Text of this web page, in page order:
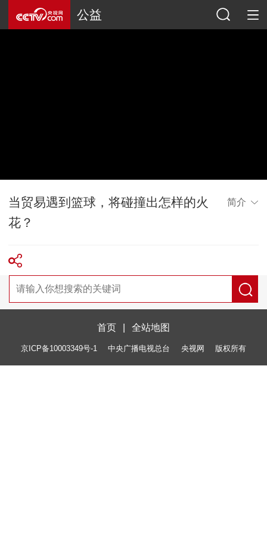
公益
当贸易遇到篮球，将碰撞出怎样的火
花？
简介
首页 全站地图
京ICP备10003349号-1 中央广播电视总台 央视网 版权所有